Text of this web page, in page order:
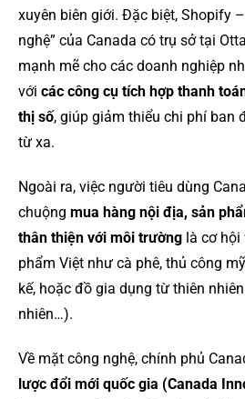
xuyên biên giới. Đặc biệt, Shopify
nghệ” của Canada có trụ sở tại
mạnh mẽ cho các doanh nghiệp
với các công cụ tích hợp thanh
thị số, giúp giảm thiểu chi phí ban
từ xa.
Ngoài ra, việc người tiêu dùng
chuộng mua hàng nội địa, sản
thân thiện với môi trường là cơ hội
phẩm Việt như cà phê, thủ công
kế, hoặc đồ gia dụng từ thiên
nhiên…).
Về mặt công nghệ, chính phủ
lược đổi mới quốc gia (Canada